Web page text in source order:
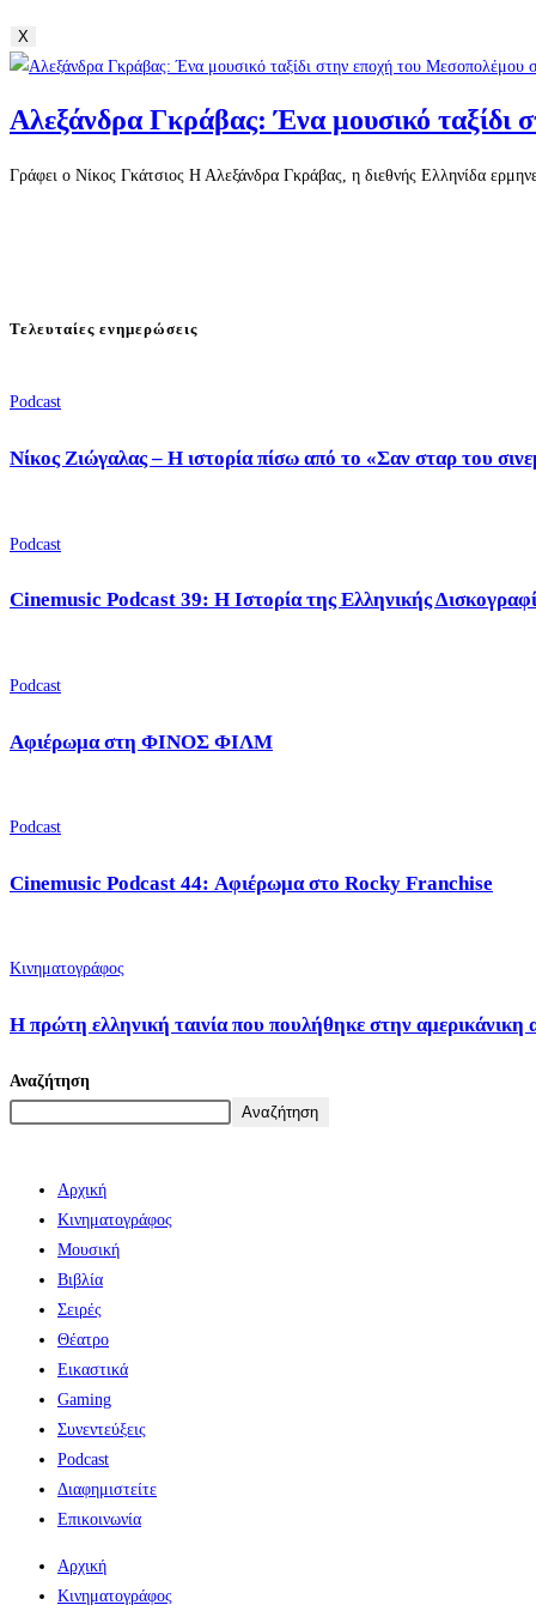
X
Αλεξάνδρα Γκράβας: Ένα μουσικό
Γράφει ο Νίκος Γκάτσιος Η Αλεξάνδρα Γκράβας, η διεθνής Ελληνίδα
Τελευταίες ενημερώσεις
Podcast
Νίκος Ζιώγαλας – Η ιστορία πίσω από το «Σαν σταρ του
Podcast
Cinemusic Podcast 39: Η Ιστορία της Ελληνικής
Podcast
Αφιέρωμα στη ΦΙΝΟΣ ΦΙΛΜ
Podcast
Cinemusic Podcast 44: Αφιέρωμα στο Rocky Franchise
Κινηματογράφος
Η πρώτη ελληνική ταινία που πουλήθηκε στην αμερικάνικη
Αναζήτηση
Αναζήτηση
Αρχική
Κινηματογράφος
Μουσική
Βιβλία
Σειρές
Θέατρο
Εικαστικά
Gaming
Συνεντεύξεις
Podcast
Διαφημιστείτε
Επικοινωνία
Αρχική
Κινηματογράφος